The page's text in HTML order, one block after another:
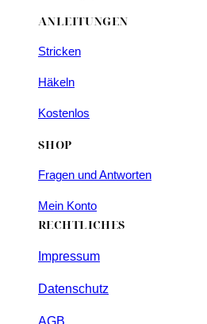
ANLEITUNGEN
Stricken
Häkeln
Kostenlos
SHOP
Fragen und Antworten
Mein Konto
RECHTLICHES
Impressum
Datenschutz